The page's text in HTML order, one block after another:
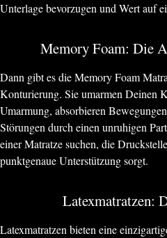
Unterlage bevorzugen und Wert auf
Memory Foam: Die
Dann gibt es die Memory Foam
Konturierung. Sie umarmen Deinen
Umarmung, absorbieren
Störungen durch einen unruhigen
einer Matratze suchen, die
punktgenaue Unterstützung sorgt.
Latexmatratzen:
Latexmatratzen bieten eine